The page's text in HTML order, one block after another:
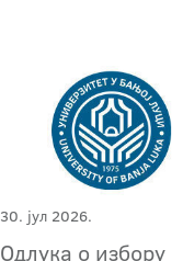
30. јул 2026.
Одлука о избору